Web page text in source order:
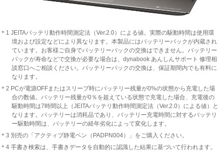
＊1 JEITAバッテリ動作時間測定法（Ver.2.0）による値。実際の駆動時間は使用環
境および設定などにより異なります。本製品にはバッテリーパックが内蔵され
ています。お客様ご自身でバッテリーパックの交換はできません。バッテリー
パックが寿命などで交換が必要な場合は、dynabook あんしんサポート 修理相
談窓口へご相談ください。バッテリーパックの交換は、保証期間内でも有料に
なります。
＊2 PCが電源OFFまたはスリープ時にバッテリー残量が0%の状態から充電した場
合の数値。バッテリー残量が0％を超えている状態で充電した場合、充電後の
駆動時間は7時間以上（JEITAバッテリ動作時間測定法（Ver.2.0）による値）と
なります。バッテリーは消耗品であり、バッテリー充電時間に対するバッテリ
ー駆動時間は、バッテリーの経年劣化によって変化します。
＊3 別売の「アクティブ静電ペン（PADPN004）」をご購入ください。
＊4 手書き検索は、手書きデータを自動的に認識した結果に基づいて行われます。